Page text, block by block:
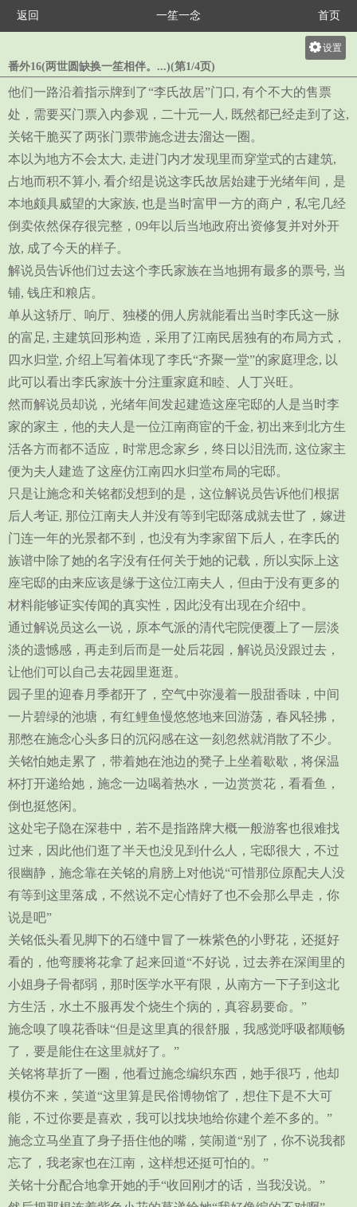
返回 一笙一念 首页
设置
大
中
番外16(两世圆缺换一笙相伴。...)(第1/4页)
他们一路沿着指示牌到了“李氏故居”门口, 有个不大的售票
处，需要买门票入内参观，二十元一人, 既然都已经走到了这,
关铭干脆买了两张门票带施念进去溜达一圈。
本以为地方不会太大, 走进门内才发现里而穿堂式的古建筑,
占地而积不算小, 看介绍是说这李氏故居始建于光绪年间，是
本地颇具威望的大家族, 也是当时富甲一方的商户，私宅几经
倒卖依然保存很完整，09年以后当地政府出资修复并对外开
放, 成了今天的样子。
解说员告诉他们过去这个李氏家族在当地拥有最多的票号, 当
铺, 钱庄和粮店。
单从这轿厅、响厅、独楼的佣人房就能看出当时李氏这一脉
的富足, 主建筑回形构造，采用了江南民居独有的布局方式，
四水归堂, 介绍上写着体现了李氏“齐聚一堂”的家庭理念, 以
此可以看出李氏家族十分注重家庭和睦、人丁兴旺。
然而解说员却说，光绪年间发起建造这座宅邸的人是当时李
家的家主，他的夫人是一位江南商宦的千金, 初出来到北方生
活各方而都不适应，时常思念家乡，终日以泪洗而, 这位家主
便为夫人建造了这座仿江南四水归堂布局的宅邸。
只是让施念和关铭都没想到的是，这位解说员告诉他们根据
后人考证, 那位江南夫人并没有等到宅邸落成就去世了，嫁进
门连一年的光景都不到，也没有为李家留下后人，在李氏的
族谱中除了她的名字没有任何关于她的记载，所以实际上这
座宅邸的由来应该是缘于这位江南夫人，但由于没有更多的
材料能够证实传闻的真实性，因此没有出现在介绍中。
通过解说员这么一说，原本气派的清代宅院便覆上了一层淡
淡的遗憾感，再走到后而是一处后花园，解说员没跟过去，
让他们可以自己去花园里逛逛。
园子里的迎春月季都开了，空气中弥漫着一股甜香味，中间
一片碧绿的池塘，有红鲤鱼慢悠悠地来回游荡，春风轻拂，
那憋在施念心头多日的沉闷感在这一刻忽然就消散了不少。
关铭怕她走累了，带着她在池边的凳子上坐着歇歇，将保温
杯打开递给她，施念一边喝着热水，一边赏赏花，看看鱼，
倒也挺悠闲。
这处宅子隐在深巷中，若不是指路牌大概一般游客也很难找
过来，因此他们逛了半天也没见到什么人，宅邸很大，不过
很幽静，施念靠在关铭的肩膀上对他说“可惜那位原配夫人没
有等到这里落成，不然说不定心情好了也不会那么早走，你
说是吧”
关铭低头看见脚下的石缝中冒了一株紫色的小野花，还挺好
看的，他弯腰将花拿了起来回道“不好说，过去养在深闺里的
小姐身子骨都弱，那时医学水平有限，从南方一下子到这北
方生活，水土不服再发个烧生个病的，真容易要命。”
施念嗅了嗅花香味“但是这里真的很舒服，我感觉呼吸都顺畅
了，要是能住在这里就好了。”
关铭将草折了一圈，他看过施念编织东西，她手很巧，他却
模仿不来，笑道“这里算是民俗博物馆了，想住下是不大可
能，不过你要是喜欢，我可以找块地给你建个差不多的。”
施念立马坐直了身子捂住他的嘴，笑闹道“别了，你不说我都
忘了，我老家也在江南，这样想还挺可怕的。”
关铭十分配合地拿开她的手“收回刚才的话，当我没说。”